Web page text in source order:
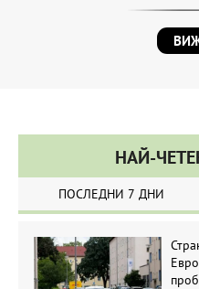
НАЙ-
ПОСЛЕДНИ 7 ДНИ